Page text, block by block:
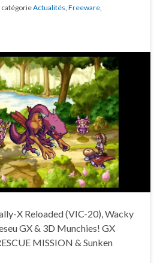
catégorieActualités Freeware
X Reloaded (VIC-20), Wacky
GX & 3D Munchies! GX
MISSION & Sunken